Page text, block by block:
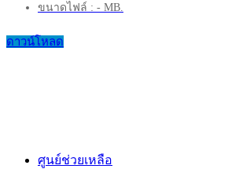
ขนาดไฟล์ : - MB.
ดาวน์โหลด
ศูนย์ช่วยเหลือ